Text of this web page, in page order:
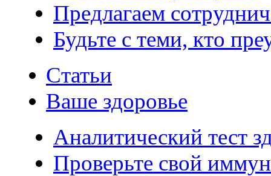
Предлагаем
Будьте с теми, кто
Статьи
Ваше здоровье
Аналитический тест
Проверьте свой